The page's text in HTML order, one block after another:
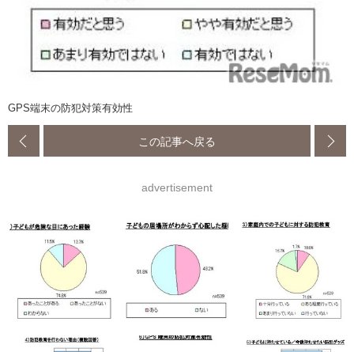
GPS端末の防犯対策有効性
この記事へ戻る
advertisement